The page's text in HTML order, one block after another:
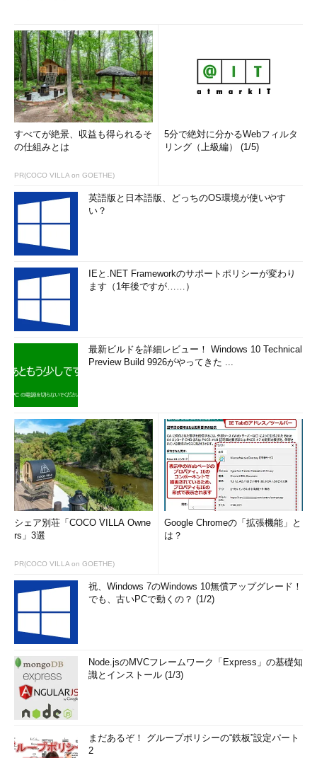
すべてが絶景、収益も得られるそ
の仕組みとは
PR(COCO VILLA on GOETHE)
5分で絶対に分かるWebフィルタ
リング（上級編） (1/5)
英語版と日本語版、どっちのOS環境が使いやす
い？
IEと.NET Frameworkのサポートポリシーが変わり
ます（1年後ですが……）
最新ビルドを詳細レビュー！ Windows 10 Technical
Preview Build 9926がやってきた ...
シェア別荘「COCO VILLA Owne
rs」3選
PR(COCO VILLA on GOETHE)
Google Chromeの「拡張機能」と
は？
祝、Windows 7のWindows 10無償アップグレード！
でも、古いPCで動くの？ (1/2)
Node.jsのMVCフレームワーク「Express」の基礎知
識とインストール (1/3)
まだあるぞ！ グループポリシーの“鉄板”設定パート
2